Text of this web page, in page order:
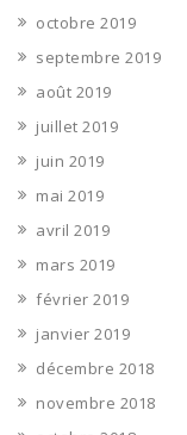
octobre 2019
septembre 2019
août 2019
juillet 2019
juin 2019
mai 2019
avril 2019
mars 2019
février 2019
janvier 2019
décembre 2018
novembre 2018